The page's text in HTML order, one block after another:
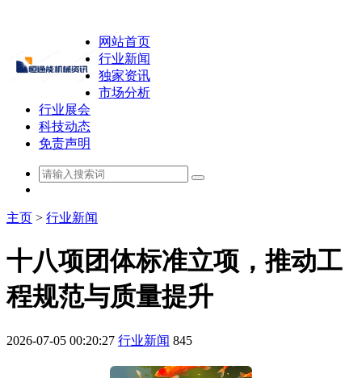
网站首页
行业新闻
独家资讯
市场分析
行业展会
科技动态
免责声明
主页 > 行业新闻
十八项团体标准立项，推动工
程规范与质量提升
2026-07-05 00:20:27 行业新闻 845